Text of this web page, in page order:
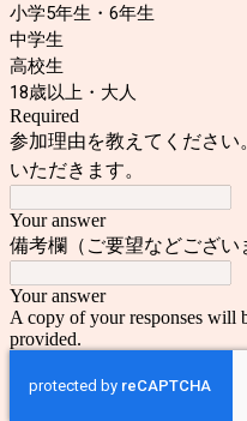
小学5年生・6年生
中学生
高校生
18歳以上・大人
Required
参加理由を教えてくださ
いただきます。
Your answer
備考欄（ご要望などござい
Your answer
A copy of your responses will
provided.